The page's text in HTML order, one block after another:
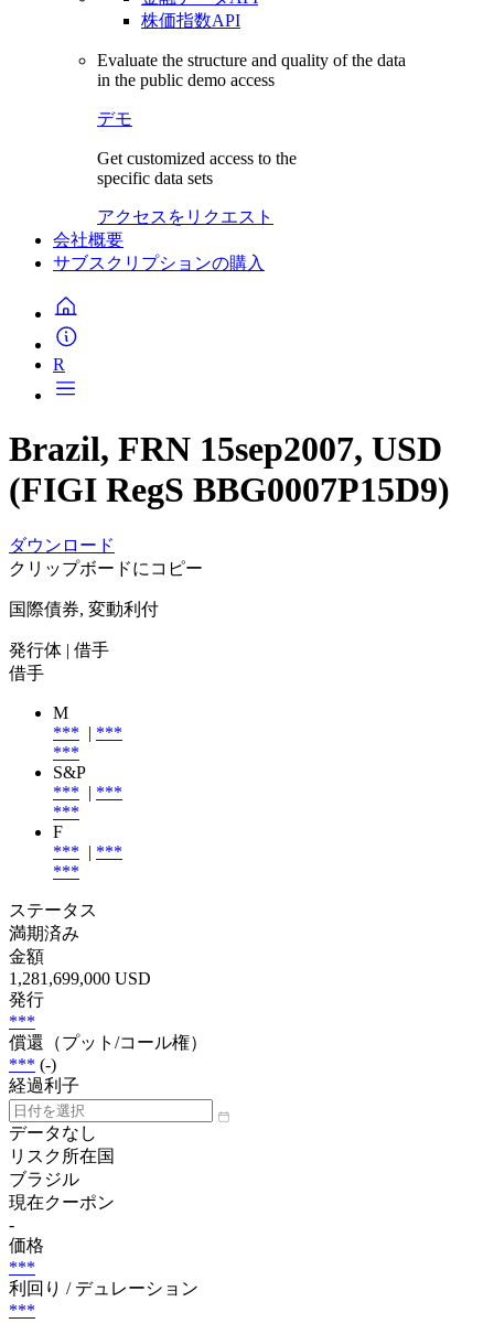
株価指数API
Evaluate the structure and quality of the data
in the public demo access
デモ
Get customized access to the
specific data sets
アクセスをリクエスト
会社概要
サブスクリプションの購入
R
Brazil, FRN 15sep2007, USD
(FIGI RegS BBG0007P15D9)
ダウンロード
クリップボードにコピー
国際債券, 変動利付
発行体 | 借手
借手
M
*** | ***
***
S&P
*** | ***
***
F
*** | ***
***
ステータス
満期済み
金額
1,281,699,000 USD
発行
***
償還（プット/コール権）
*** (-)
経過利子
データなし
リスク所在国
ブラジル
現在クーポン
-
価格
***
利回り / デュレーション
***